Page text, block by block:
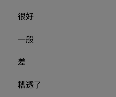
很好
一般
差
糟透了